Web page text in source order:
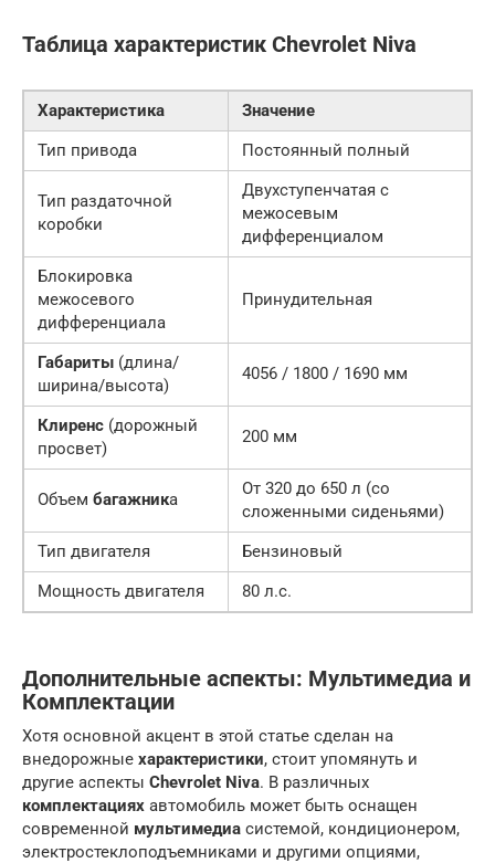
Таблица характеристик Chevrolet Niva
Характеристика
Значение
Тип привода
Постоянный полный
Тип раздаточной
коробки
Двухступенчатая с
межосевым
дифференциалом
Блокировка
межосевого
дифференциала
Принудительная
Габариты (длина/
ширина/высота)
4056 / 1800 / 1690 мм
Клиренс (дорожный
просвет)
200 мм
Объем багажника
От 320 до 650 л (со
сложенными сиденьями)
Тип двигателя
Бензиновый
Мощность двигателя
80 л.с.
Дополнительные аспекты: Мультимедиа и
Комплектации
Хотя основной акцент в этой статье сделан на
внедорожные характеристики, стоит упомянуть и
другие аспекты Chevrolet Niva. В различных
комплектациях автомобиль может быть оснащен
современной мультимедиа системой, кондиционером,
электростеклоподъемниками и другими опциями,